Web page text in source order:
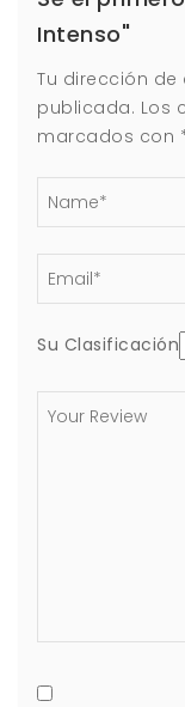
Intenso"
Tu dirección
publicada. Los
marcados con
Su Clasificación